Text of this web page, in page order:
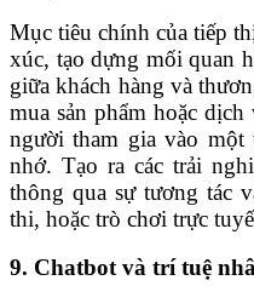
Mục tiêu chính của tiếp
xúc, tạo dựng mối quan
giữa khách hàng và
mua sản phẩm hoặc
người tham gia vào một
nhớ. Tạo ra các trải
thông qua sự tương tác
thi, hoặc trò chơi trực
9. Chatbot và trí tuệ